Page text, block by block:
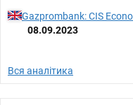
Gazprombank: CIS
08.09.2023
Вся аналітика